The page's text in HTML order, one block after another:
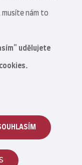
musíte nám to
udělujete